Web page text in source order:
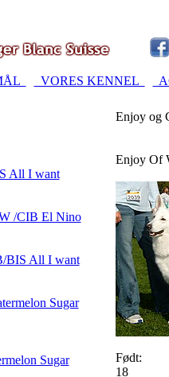
VORES KENNEL
All I want
/CIB El Nino
BIS All I want
Sugar
Sugar
Enjoy og
Enjoy Of
Født:
18